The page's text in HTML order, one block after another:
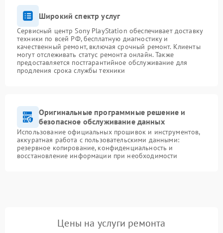
Широкий спектр услуг
Сервисный центр Sony PlayStation обеспечивает доставку
техники по всей РФ, бесплатную диагностику и
качественный ремонт, включая срочный ремонт. Клиенты
могут отслеживать статус ремонта онлайн. Также
предоставляется постгарантийное обслуживание для
продления срока службы техники
Оригинальные программные решение и
безопасное обслуживание данных
Использование официальных прошивок и инструментов,
аккуратная работа с пользовательскими данными:
резервное копирование, конфиденциальность и
восстановление информации при необходимости
Цены на услуги ремонта